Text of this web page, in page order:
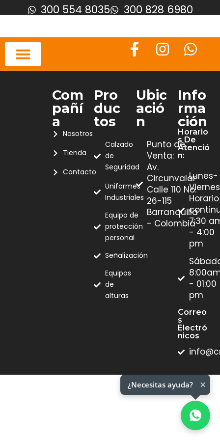
300 554 8035 300 828 6980
Com
Pañí
A
Nosotros
Tienda
Contacto
Pro
Duc
Tos
Calzado
de
Seguridad
Uniformes
Industriales
Equipo de
protección
personal
Señalización
Equipos
de
alturas
Ubic
Ació
N
Punto de
Venta:
Av.
Circunvalar
Calle 110 No.
26-115
Barranquilla
- Colombia
Info
Rma
Ción
Horario
S De
Atenció
N:
Lunes-
Viernes
Horario
7:30
- 4:00
pm
- 01:00
pm
Correo
S
Electró
Nicos
×
¿Necesitas ayuda?